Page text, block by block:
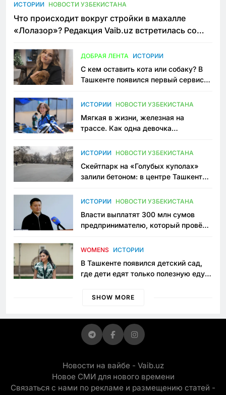
ИСТОРИИ НОВОСТИ УЗБЕКИСТАНА
Что происходит вокруг стройки в махалле
«Лолазор»? Редакция Vaib.uz встретилась со
ДОБРАЯ ЛЕНТА ИСТОРИИ
С кем оставить кота или собаку? В
Ташкенте появился первый сервис
ИСТОРИИ НОВОСТИ УЗБЕКИСТАНА
Мягкая в жизни, железная на
трассе. Как одна девочка
Узбекистане
ИСТОРИИ НОВОСТИ УЗБЕКИСТАНА
Скейтпарк на «Голубых куполах»
залили бетоном: в центре Ташкента
пространство
ИСТОРИИ НОВОСТИ УЗБЕКИСТАНА
Власти выплатят 300 млн сумов
предпринимателю, который провёл
приговору
WOMENS ИСТОРИИ
В Ташкенте появился детский сад,
где дети едят только полезную еду.
просить «кашу без сахара»
SHOW MORE
Новости на вайбе - Vaib.uz
Новое СМИ для нового времени
Связаться с нами по рекламе и размещению статей -